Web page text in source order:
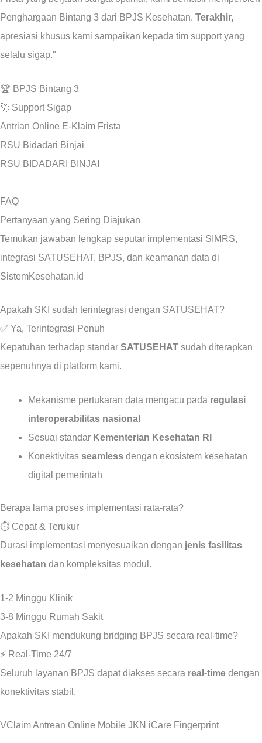
Penghargaan Bintang 3 dari BPJS Kesehatan. Terakhir,
apresiasi khusus kami sampaikan kepada tim support yang
selalu sigap."
🏆 BPJS Bintang 3
🚀 Support Sigap
Antrian Online E-Klaim Frista
RSU Bidadari Binjai
RSU BIDADARI BINJAI
FAQ
Pertanyaan yang Sering Diajukan
Temukan jawaban lengkap seputar implementasi SIMRS,
integrasi SATUSEHAT, BPJS, dan keamanan data di
SistemKesehatan.id
Apakah SKI sudah terintegrasi dengan SATUSEHAT?
✅ Ya, Terintegrasi Penuh
Kepatuhan terhadap standar SATUSEHAT sudah diterapkan
sepenuhnya di platform kami.
Mekanisme pertukaran data mengacu pada regulasi
interoperabilitas nasional
Sesuai standar Kementerian Kesehatan RI
Konektivitas seamless dengan ekosistem kesehatan
digital pemerintah
Berapa lama proses implementasi rata-rata?
⏱️ Cepat & Terukur
Durasi implementasi menyesuaikan dengan jenis fasilitas
kesehatan dan kompleksitas modul.
1-2 Minggu Klinik
3-8 Minggu Rumah Sakit
Apakah SKI mendukung bridging BPJS secara real-time?
⚡ Real-Time 24/7
Seluruh layanan BPJS dapat diakses secara real-time dengan
konektivitas stabil.
VClaimAntrean Online Mobile JKN iCare Fingerprint